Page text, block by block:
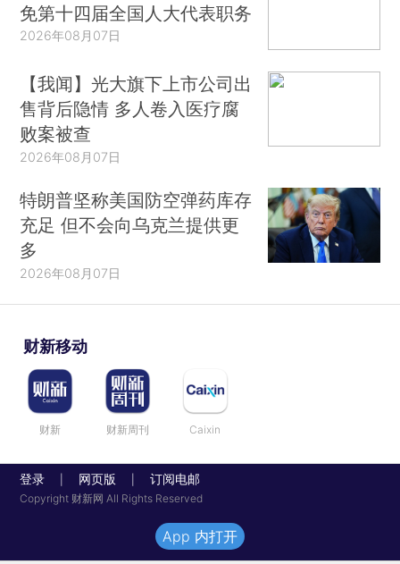
免第十四届全国人大代表职务
2026年08月07日
【我闻】光大旗下上市公司出
售背后隐情 多人卷入医疗腐
败案被查
2026年08月07日
特朗普坚称美国防空弹药库存
充足 但不会向乌克兰提供更
多
2026年08月07日
财新移动
财新 财新周刊 Caixin
登录 网页版 订阅电邮
Copyright 财新网 All Rights Reserved
App 内打开